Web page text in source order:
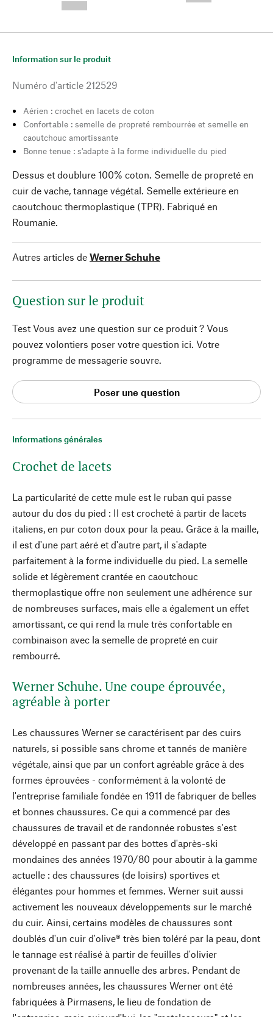
Informations générales
Crochet de lacets
La particularité de cette mule est le ruban qui passe
autour du dos du pied : Il est crocheté à partir de lacets
italiens, en pur coton doux pour la peau. Grâce à la maille,
il est d'une part aéré et d'autre part, il s'adapte
parfaitement à la forme individuelle du pied. La semelle
solide et légèrement crantée en caoutchouc
thermoplastique offre non seulement une adhérence sur
de nombreuses surfaces, mais elle a également un effet
amortissant, ce qui rend la mule très confortable en
combinaison avec la semelle de propreté en cuir
rembourré.
Werner Schuhe. Une coupe éprouvée,
agréable à porter
Les chaussures Werner se caractérisent par des cuirs
naturels, si possible sans chrome et tannés de manière
végétale, ainsi que par un confort agréable grâce à des
formes éprouvées - conformément à la volonté de
l'entreprise familiale fondée en 1911 de fabriquer de belles
et bonnes chaussures. Ce qui a commencé par des
chaussures de travail et de randonnée robustes s'est
développé en passant par des bottes d'après-ski
mondaines des années 1970/80 pour aboutir à la gamme
actuelle : des chaussures (de loisirs) sportives et
élégantes pour hommes et femmes. Werner suit aussi
activement les nouveaux développements sur le marché
du cuir. Ainsi, certains modèles de chaussures sont
doublés d'un cuir d'olive® très bien toléré par la peau, dont
le tannage est réalisé à partir de feuilles d'olivier
provenant de la taille annuelle des arbres. Pendant de
nombreuses années, les chaussures Werner ont été
fabriquées à Pirmasens, le lieu de fondation de
Information sur le produit
Numéro d'article 212529
Aérien : crochet en lacets de coton
Confortable : semelle de propreté rembourrée et semelle en
caoutchouc amortissante
Bonne tenue : s'adapte à la forme individuelle du pied
Dessus et doublure 100% coton. Semelle de propreté en
cuir de vache, tannage végétal. Semelle extérieure en
caoutchouc thermoplastique (TPR). Fabriqué en
Roumanie.
Autres articles de Werner Schuhe
Question sur le produit
Test Vous avez une question sur ce produit ? Vous
pouvez volontiers poser votre question ici. Votre
programme de messagerie souvre.
Poser une question